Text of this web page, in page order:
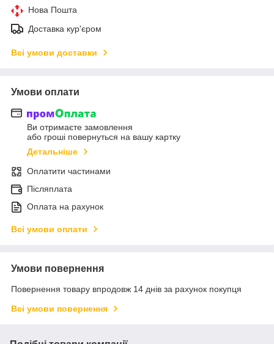
Нова Пошта
Доставка кур'єром
Всі умови доставки
Умови оплати
Ви отримаєте замовлення
або гроші повернуться на вашу картку
Детальніше
Оплатити частинами
Післяплата
Оплата на рахунок
Всі умови оплати
Умови повернення
Повернення товару впродовж 14 днів за рахунок покупця
Всі умови повернення